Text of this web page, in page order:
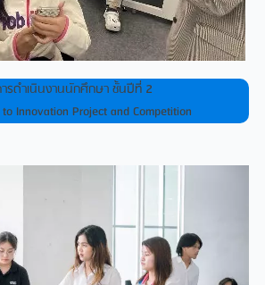
รดําเนินงานนักศึกษา ชั้นปีที่ 2
Innovation Project and Competition